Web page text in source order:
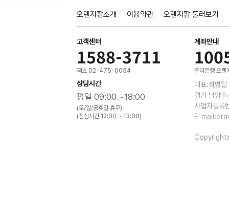
오렌지팜소개 이용약관 오렌지팜 둘러보기
고객센터
1588-3711
팩스 02-475-0054
상담시간
평일 09:00 ~18:00
(토/일/공휴일 휴무)
(점심시간 12:00 ~ 13:00)
계좌안내
우리은행 오렌
대표:최병
경기 남양
사업자등
E-